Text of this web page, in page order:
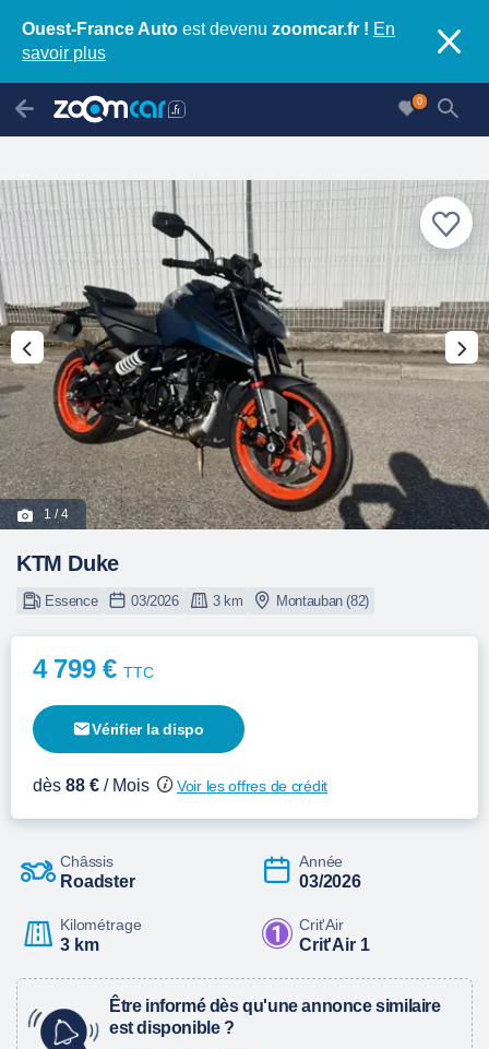
Ouest-France Auto est devenu zoomcar.fr ! En
savoir plus
0
1 / 4
KTM Duke
Essence 03/2026 3 km Montauban (82)
4 799 €TTC
Vérifier la dispo
dès 88 € / Mois Voir les offres de crédit
Châssis
Roadster
Année
03/2026
Kilométrage
3 km
Crit'Air
Crit'Air 1
Être informé dès qu'une annonce similaire
est disponible ?